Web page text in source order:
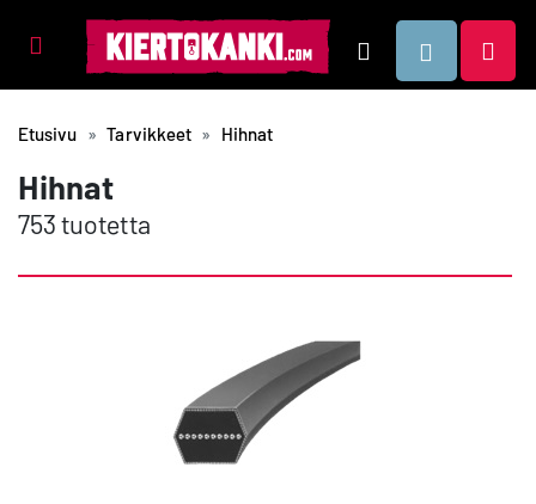
Tuotealueet Hae
Etusivu Tarvikkeet Hihnat
Hihnat
753 tuotetta